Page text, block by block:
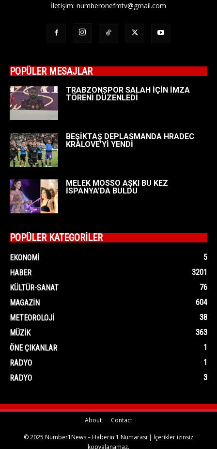
İletişim: numberonefmtv@gmail.com
POPÜLER MESAJLAR
TRABZONSPOR SALAH İÇİN İMZA
TÖRENİ DÜZENLEDİ
BEŞİKTAŞ DEPLASMANDA HRADEC
KRALOVE’Yİ YENDİ
MELEK MOSSO AŞKI BU KEZ
İSPANYA’DA BULDU
POPÜLER KATEGORİLER
EKONOMI
5
HABER
3201
KÜLTÜR-SANAT
76
MAGAZIN
604
METEOROLOJI
38
MÜZIK
363
ÖNE ÇIKANLAR
1
RADYO
1
RADYO
3
About Contact
© 2025 Number1News – Haberin 1 Numarası | İçerikler izinsiz
kopyalanamaz.